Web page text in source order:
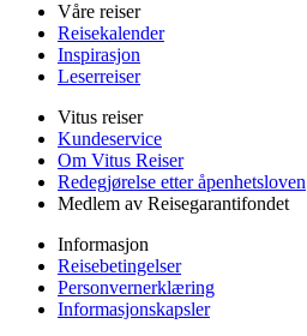
Våre reiser
Reisekalender
Inspirasjon
Leserreiser
Vitus reiser
Kundeservice
Om Vitus Reiser
Redegjørelse etter åpenhetsloven
Medlem av Reisegarantifondet
Informasjon
Reisebetingelser
Personvernerklæring
Informasjonskapsler